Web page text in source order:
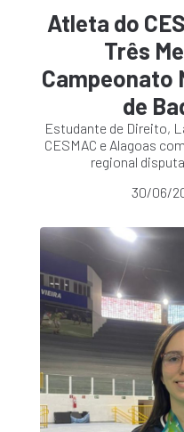
Atleta do
Três
de
Estudante de Direito,
CESMAC e Alagoas
regional
30/06/